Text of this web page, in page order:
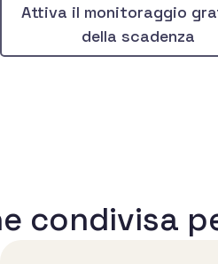
Attiva il monitoraggio
della scadenza
condivisa